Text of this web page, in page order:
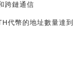
跨鏈通信
代幣的地址數量達到